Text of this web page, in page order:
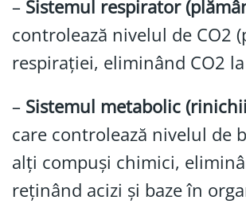
– Sistemul respirator
controlează nivelul de CO2
respirației, eliminând CO2
– Sistemul metabolic
care controlează nivelul de
alți compuși chimici,
reținând acizi și baze în